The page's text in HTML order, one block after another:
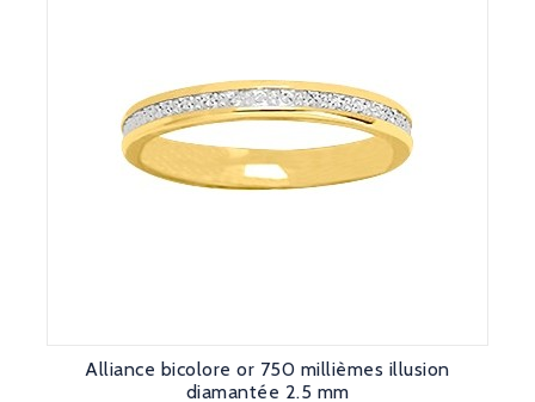
Alliance bicolore or 750 millièmes illusion
diamantée 2.5 mm